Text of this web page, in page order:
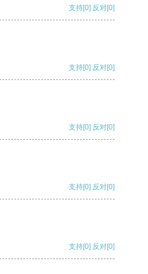
支持[0] 反对[0]
支持[0] 反对[0]
支持[0] 反对[0]
支持[0] 反对[0]
支持[0] 反对[0]